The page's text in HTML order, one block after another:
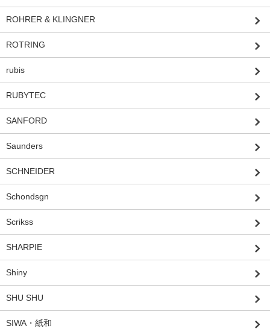
ROHRER & KLINGNER
ROTRING
rubis
RUBYTEC
SANFORD
Saunders
SCHNEIDER
Schondsgn
Scrikss
SHARPIE
Shiny
SHU SHU
SIWA・紙和